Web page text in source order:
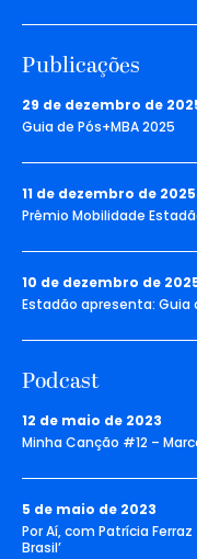
Publicações
29 de dezembro de
Guia de Pós+MBA 2025
11 de dezembro de 2025
Prêmio Mobilidade
10 de dezembro de
Estadão apresenta: Guia
Podcast
12 de maio de 2023
Minha Canção #12 –
5 de maio de 2023
Por Aí, com Patrícia
Brasil’